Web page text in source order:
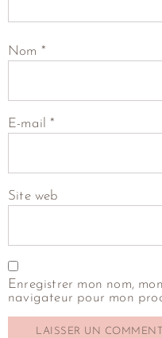
Nom *
E-mail*
Site web
Enregistrer mon nom,
navigateur pour mon